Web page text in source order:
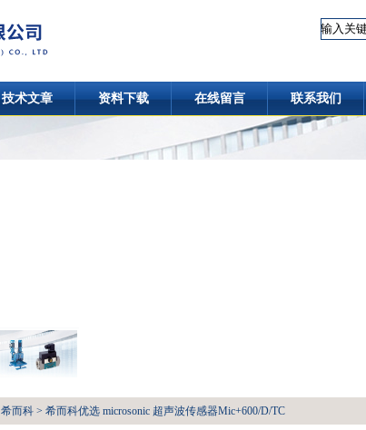
技术文章 资料下载 在线留言 联系我们
希而科 > 希而科优选 microsonic 超声波传感器Mic+600/D/TC